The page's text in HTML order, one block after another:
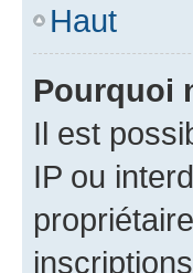
Haut
Pourquoi
Il est
IP ou